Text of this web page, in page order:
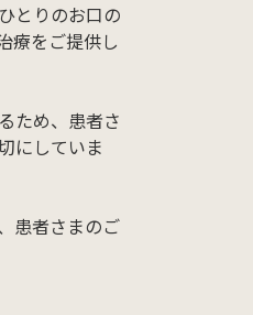
とりのお口の
療をご提供し
ため、患者さ
にしていま
患者さまのご